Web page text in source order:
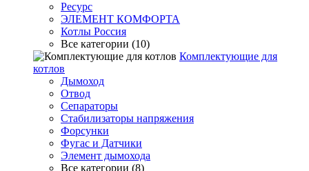
Ресурс
ЭЛЕМЕНТ КОМФОРТА
Котлы Россия
Все категории (10)
Комплектующие для
котлов
Дымоход
Отвод
Сепараторы
Стабилизаторы напряжения
Форсунки
Фугас и Датчики
Элемент дымохода
Все категории (8)